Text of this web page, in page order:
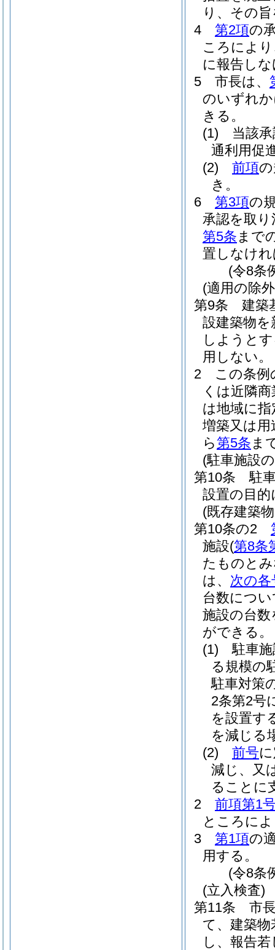
り、その
4
第2項の
ころによ
に報告し
5
市長は、
のいずれ
きる。
(1)
当該
通利用促
(2)
前項
き。
6
第3項の
承認を取
第5条 まで
置しなけ
(令8条
(適用の除
第9条
建築
設建築物
しようと
用しない。
2
この条例
くは近隣
は地域に
増築又は
ら第5条 ま
(駐車施設
第10条
駐
設置の目
(既存建築
第10条の2
施設(第8条
たものと
は、 次の各
台数につ
施設の台
ができる。
(1)
駐車
る規模の
駐車対策
2条第2号
を設置す
を減じる
(2)
前号
減じ、又
ることに
2
前項第1
ところに
3
第1項の
用する。
(令8条
(立入検査)
第11条
市
て、建築
し、報告